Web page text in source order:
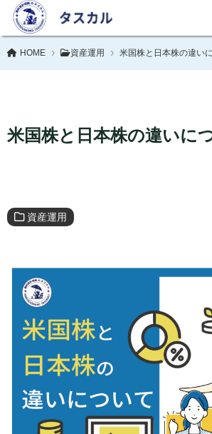
HOME 資産運用 米国株と日本株の違い
米国株と日本株の違いに
資産運用